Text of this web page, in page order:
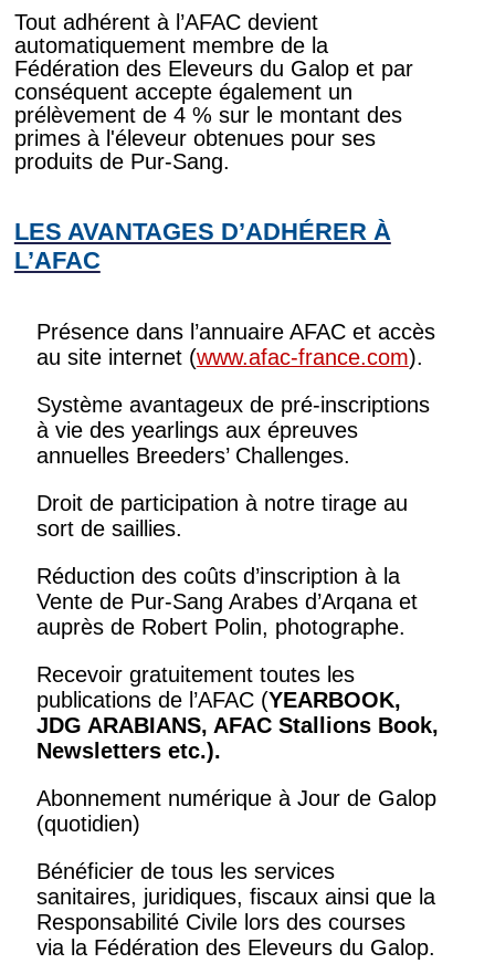
Tout adhérent à l’AFAC devient
automatiquement membre de la
Fédération des Eleveurs du Galop et par
conséquent accepte également un
prélèvement de 4 % sur le montant des
primes à l'éleveur obtenues pour ses
produits de Pur-Sang.
LES AVANTAGES D’ADHÉRER À
L’AFAC
Présence dans l’annuaire AFAC et accès
au site internet (www.afac-france.com).
Système avantageux de pré-inscriptions
à vie des yearlings aux épreuves
annuelles Breeders’ Challenges.
Droit de participation à notre tirage au
sort de saillies.
Réduction des coûts d’inscription à la
Vente de Pur-Sang Arabes d’Arqana et
auprès de Robert Polin, photographe.
Recevoir gratuitement toutes les
publications de l’AFAC (YEARBOOK,
JDG ARABIANS, AFAC Stallions Book,
Newsletters etc.).
Abonnement numérique à Jour de Galop
(quotidien)
Bénéficier de tous les services
sanitaires, juridiques, fiscaux ainsi que la
Responsabilité Civile lors des courses
via la Fédération des Eleveurs du Galop.